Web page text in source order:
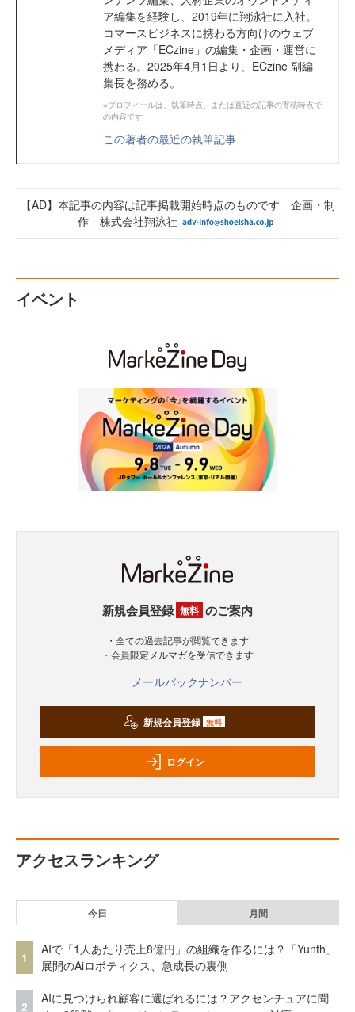
ア編集を経験し、2019年に翔泳社に入社。
コマースビジネスに携わる方向けのウェブ
メディア「ECzine」の編集・企画・運営に
携わる。2025年4月1日より、ECzine 副編
集長を務める。
※プロフィールは、執筆時点、または直近の記事の寄稿時点で
の内容です
この著者の最近の執筆記事
【AD】本記事の内容は記事掲載開始時点のものです 企画・制
作 株式会社翔泳社
イベント
新規会員登録 無料 のご案内
・全ての過去記事が閲覧できます
・会員限定メルマガを受信できます
メールバックナンバー
新規会員登録 無料
ログイン
アクセスランキング
今日 月間
1
AIで「1人あたり売上8億円」の組織を作るには？「Yunth」
展開のAiロボティクス、急成長の裏側
2
AIに見つけられ顧客に選ばれるには？アクセンチュアに聞